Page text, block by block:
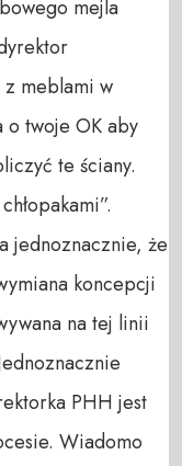
mejla
z meblami w
twoje OK aby
te ściany.
jednoznacznie, że
koncepcji
na tej linii
PHH jest
Wiadomo